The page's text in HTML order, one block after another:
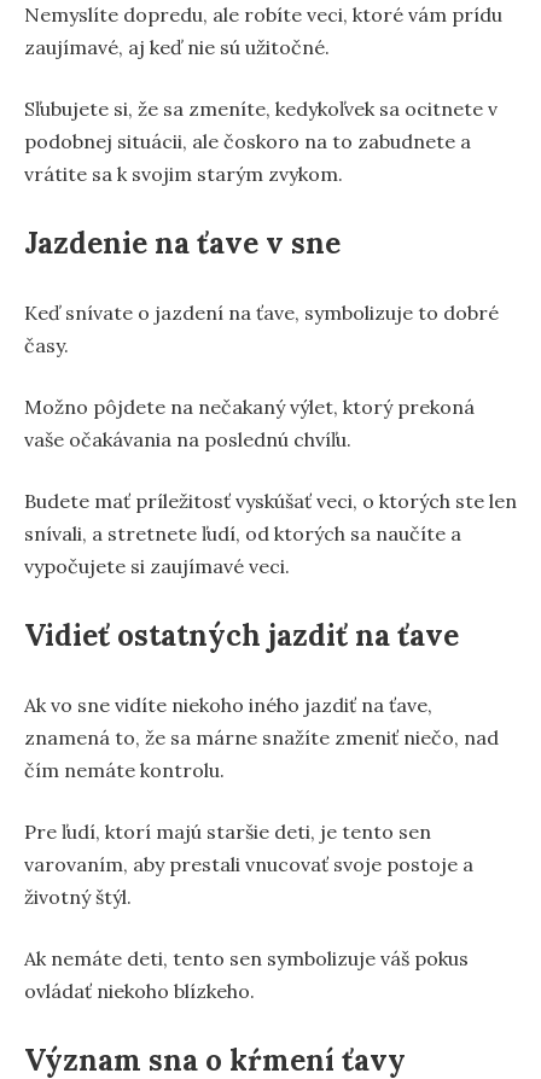
Nemyslíte dopredu, ale robíte veci, ktoré vám prídu
zaujímavé, aj keď nie sú užitočné.
Sľubujete si, že sa zmeníte, kedykoľvek sa ocitnete v
podobnej situácii, ale čoskoro na to zabudnete a
vrátite sa k svojim starým zvykom.
Jazdenie na ťave v sne
Keď snívate o jazdení na ťave, symbolizuje to dobré
časy.
Možno pôjdete na nečakaný výlet, ktorý prekoná
vaše očakávania na poslednú chvíľu.
Budete mať príležitosť vyskúšať veci, o ktorých ste len
snívali, a stretnete ľudí, od ktorých sa naučíte a
vypočujete si zaujímavé veci.
Vidieť ostatných jazdiť na ťave
Ak vo sne vidíte niekoho iného jazdiť na ťave,
znamená to, že sa márne snažíte zmeniť niečo, nad
čím nemáte kontrolu.
Pre ľudí, ktorí majú staršie deti, je tento sen
varovaním, aby prestali vnucovať svoje postoje a
životný štýl.
Ak nemáte deti, tento sen symbolizuje váš pokus
ovládať niekoho blízkeho.
Význam sna o kŕmení ťavy